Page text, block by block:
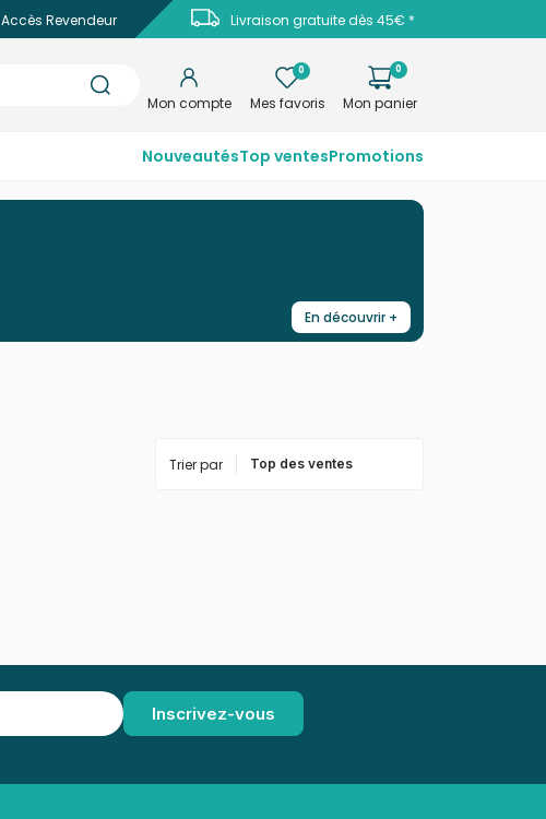
Livraison gratuite dès 45€ *
Accès Revendeur
Mon compte
0
Mes favoris
0
Mon panier
NouveautésTop ventesPromotions
En découvrir +
Trier par